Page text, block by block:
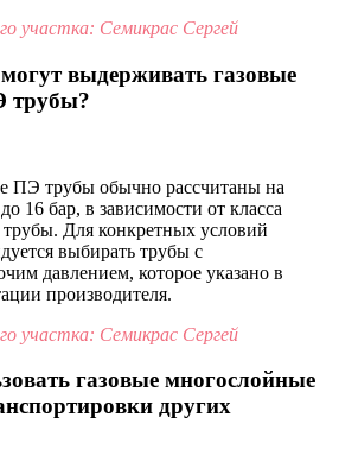
участка: Семикрас Сергей
выдерживать газовые
трубы?
ПЭ трубы обычно рассчитаны на
16 бар, в зависимости от класса
Для конкретных условий
выбирать трубы с
давлением, которое указано в
производителя.
участка: Семикрас Сергей
газовые многослойные
других